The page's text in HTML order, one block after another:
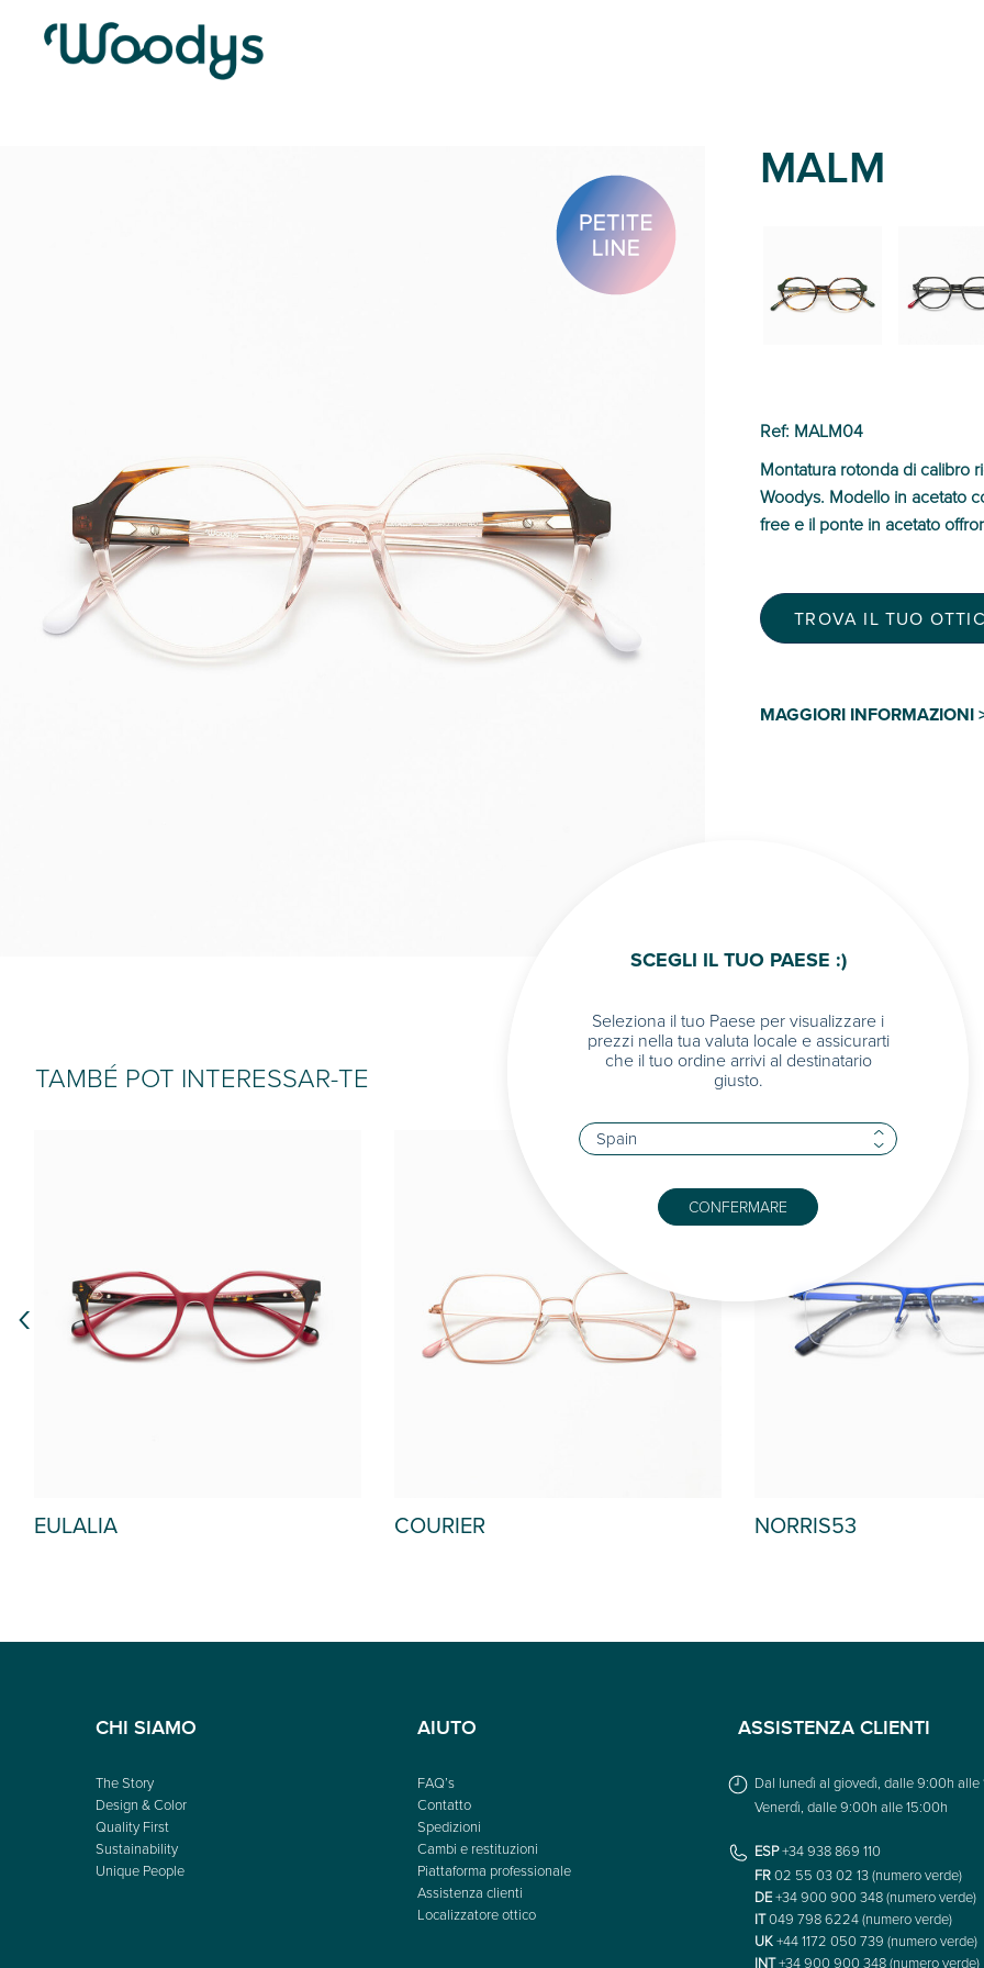
MALM
Ref: MALM04
Montatura rotonda di calibro
Woodys. Modello in acetato
free e il ponte in acetato
TROVA IL TUO
MAGGIORI INFORMAZIONI
TAMBÉ POT INTERESSAR-TE
COURIER NORRIS53 KAITI
‹
CHI SIAMO
The Story
Design & Color
Quality First
Sustainability
Unique People
AIUTO
FAQ’s
Contatto
Spedizioni
Cambi e restituzioni
Piattaforma professionale
Assistenza clienti
Localizzatore ottico
ASSISTENZA CLIENTI
Dal lunedì al giovedì, dalle 9:00h alle
Venerdì, dalle 9:00h alle 15:00h
ESP+34 938 869 110
FR02 55 03 02 13 (numero verde)
DE+34 900 900 348 (numero verde)
IT049 798 6224 (numero verde)
UK+44 1172 050 739 (numero verde)
INT+34 900 900 348 (numero verde)
SCEGLI IL TUO PAESE :)
Seleziona il tuo Paese per visualizzare i
prezzi nella tua valuta locale e assicurarti
che il tuo ordine arrivi al destinatario
giusto.
CONFERMARE